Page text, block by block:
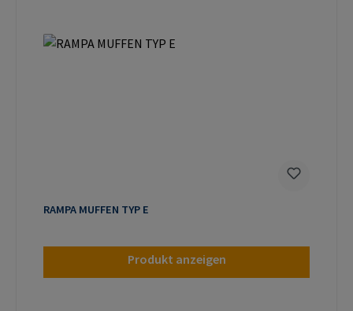
RAMPA MUFFEN TYP E
Produkt anzeigen